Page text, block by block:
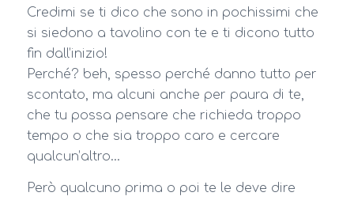
Credimi se ti dico che sono in pochissimi che
si siedono a tavolino con te e ti dicono tutto
fin dall’inizio!
Perché? beh, spesso perché danno tutto per
scontato, ma alcuni anche per paura di te,
che tu possa pensare che richieda troppo
tempo o che sia troppo caro e cercare
qualcun’altro…
Però qualcuno prima o poi te le deve dire